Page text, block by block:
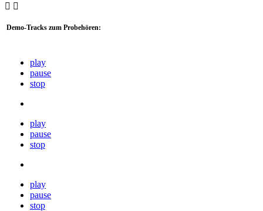
 
Demo-Tracks zum Probehören:
play
pause
stop
play
pause
stop
play
pause
stop